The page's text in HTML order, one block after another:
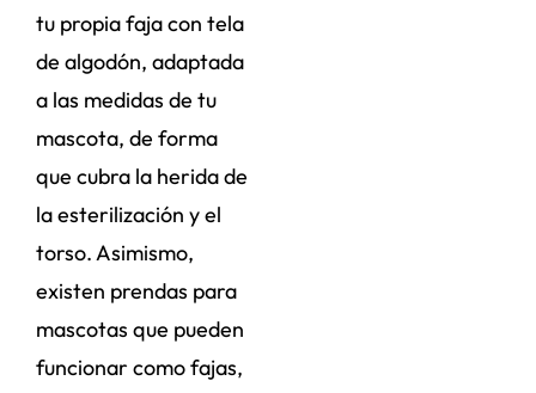
tu propia faja con tela
de algodón, adaptada
a las medidas de tu
mascota, de forma
que cubra la herida de
la esterilización y el
torso. Asimismo,
existen prendas para
mascotas que pueden
funcionar como fajas,